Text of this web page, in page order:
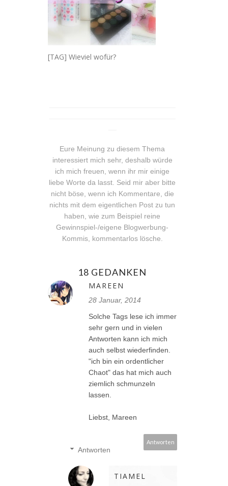
[TAG] Wieviel wofür?
Eure Meinung zu diesem Thema
interessiert mich sehr, deshalb würde
ich mich freuen, wenn ihr mir einige
liebe Worte da lasst. Seid mir aber bitte
nicht böse, wenn ich Kommentare, die
nichts mit dem eigentlichen Post zu tun
haben, wie zum Beispiel reine
Gewinnspiel-/eigene Blogwerbung-
Kommis, kommentarlos lösche.
18 GEDANKEN
MAREEN
28 Januar, 2014
Solche Tags lese ich immer
sehr gern und in vielen
Antworten kann ich mich
auch selbst wiederfinden.
"ich bin ein ordentlicher
Chaot" das hat mich auch
ziemlich schmunzeln
lassen.
Liebst, Mareen
Antworten
Antworten
TIAMEL